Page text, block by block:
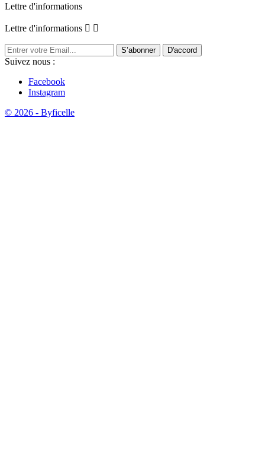
Lettre d'informations
Lettre d'informations  
Suivez nous :
Facebook
Instagram
© 2026 - Byficelle